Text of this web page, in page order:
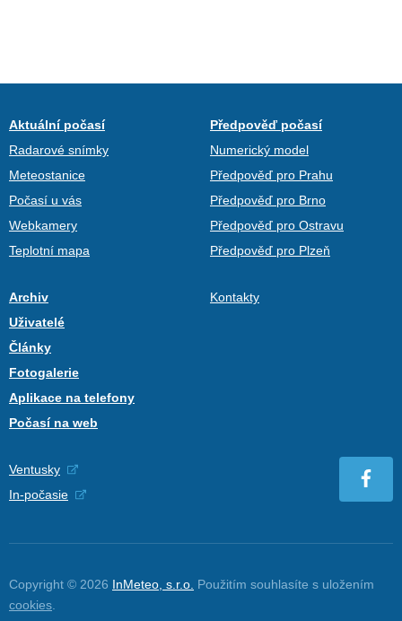
Aktuální počasí
Radarové snímky
Meteostanice
Počasí u vás
Webkamery
Teplotní mapa
Předpověď počasí
Numerický model
Předpověď pro Prahu
Předpověď pro Brno
Předpověď pro Ostravu
Předpověď pro Plzeň
Archiv
Uživatelé
Články
Fotogalerie
Aplikace na telefony
Počasí na web
Kontakty
Ventusky
In-počasie
Copyright © 2026 InMeteo, s.r.o. Použitím souhlasíte s uložením
cookies